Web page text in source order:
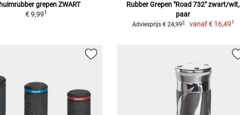
grepen ZWART
€ 9,991
Rubber Grepen "Road 732" zwart/wit,
paar
Adviesprijs € 24,992 vanaf€ 16,491